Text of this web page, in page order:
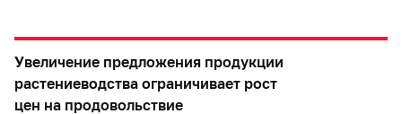
Увеличение предложения продукции
растениеводства ограничивает рост
цен на продовольствие